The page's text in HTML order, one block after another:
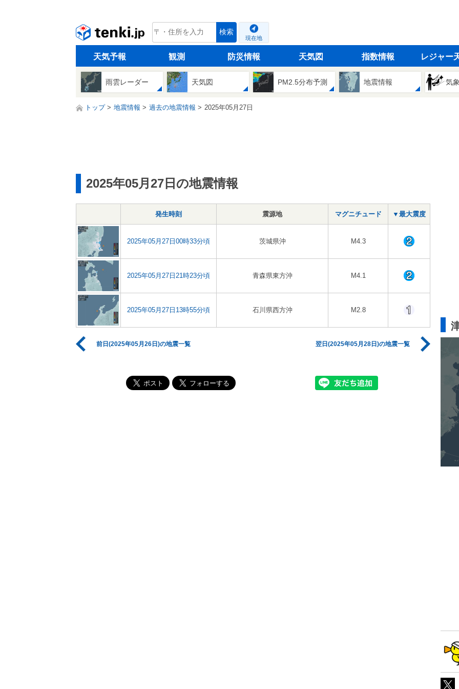
tenki.jp 検索
現在地
天気予報 観測 防災情報 天気図 指数情報 レジャー
雨雲レーダー 天気図 PM2.5分布予測 地震情報 気
トップ 地震情報 過去の地震情報 2025年05月27日
2025年05月27日の地震情報
発生時刻 震源地 マグニチュード ▼最大震度
2025年05月27日00時33分頃 茨城県沖 M4.3
2025年05月27日21時23分頃 青森県東方沖 M4.1
2025年05月27日13時55分頃 石川県西方沖 M2.8
前日(2025年05月26日)の地震一覧 翌日(2025年05月28日)の地震一覧